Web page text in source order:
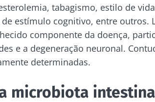
tabagismo, estilo de
estímulo cognitivo, entre outros.
componente da doença,
e a degeneração neuronal.
determinadas.
microbiota